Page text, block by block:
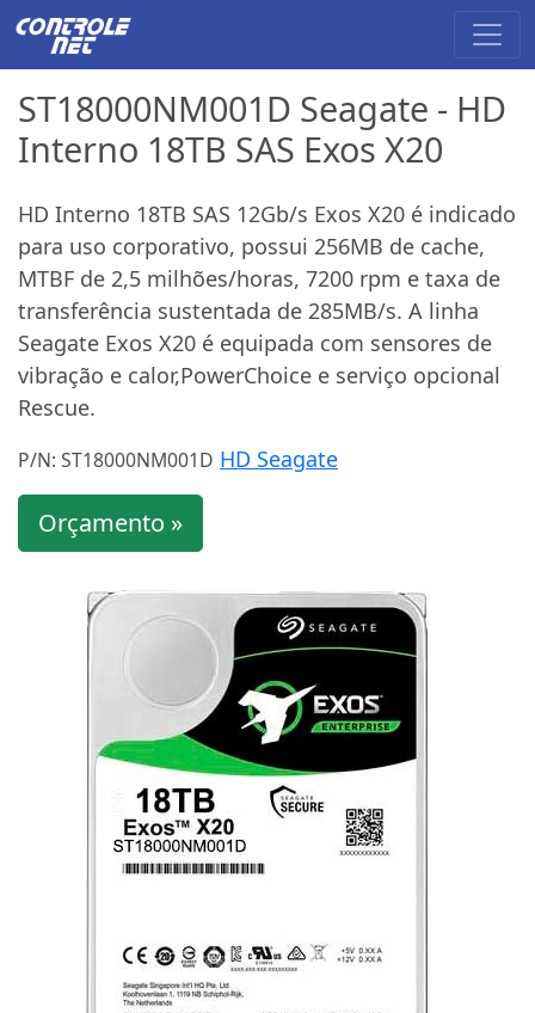
ST18000NM001D Seagate - HD
Interno 18TB SAS Exos X20
HD Interno 18TB SAS 12Gb/s Exos X20 é indicado
para uso corporativo, possui 256MB de cache,
MTBF de 2,5 milhões/horas, 7200 rpm e taxa de
transferência sustentada de 285MB/s. A linha
Seagate Exos X20 é equipada com sensores de
vibração e calor,PowerChoice e serviço opcional
Rescue.
P/N: ST18000NM001D HD Seagate
Orçamento »